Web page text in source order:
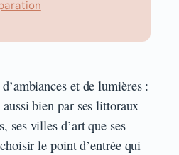
et de lumières :
bien par ses littoraux
ses villes d’art que ses
le point d’entrée qui